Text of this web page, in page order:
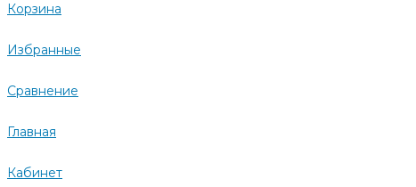
Корзина
Избранные
Сравнение
Главная
Кабинет